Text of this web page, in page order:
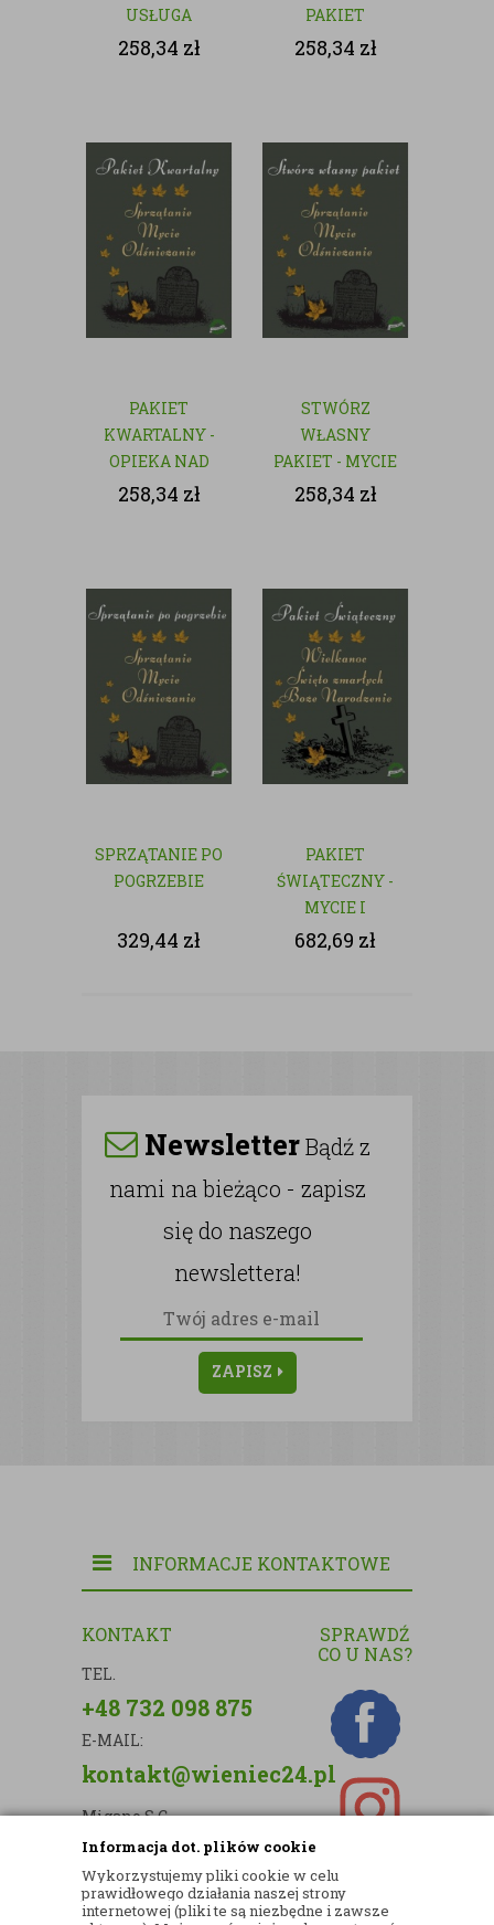
Informacja dot. plików cookie
Wykorzystujemy pliki cookie w celu
prawidłowego działania naszej strony
internetowej (pliki te są niezbędne i zawsze
USŁUGA
JEDNORAZOWA
258,34 zł
PAKIET
MIESIĘCZY
258,34 zł
PAKIET
KWARTALNY -
OPIEKA NAD
GROBAMI
258,34 zł
STWÓRZ
WŁASNY
PAKIET - MYCIE
I CZYSZCZENIE
258,34 zł
SPRZĄTANIE PO
POGRZEBIE
329,44 zł
PAKIET
ŚWIĄTECZNY -
MYCIE I
CZYSZCZENIE
682,69 zł
NewsletterBądź z
nami na bieżąco - zapisz
się do naszego
newslettera!
ZAPISZ
INFORMACJE KONTAKTOWE
KONTAKT
TEL.
+48 732 098 875
E-MAIL:
kontakt@wieniec24.pl
Migano S.C.
ul. Kartograficzna 88c/m33
03-290 Warszawa
NIP: 5242813637
SPRAWDŹ
CO U NAS?